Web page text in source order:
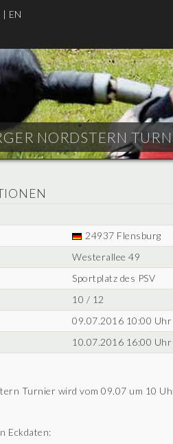
| EN
NORDSTERN
24937 Flensburg
Westerallee 49
Sportplatz des PSV
10 / 12
09.07.2016 10:00 Uhr
10.07.2016 16:00 Uhr
Turnier wird vom 09.07 um 10
Eckdaten: